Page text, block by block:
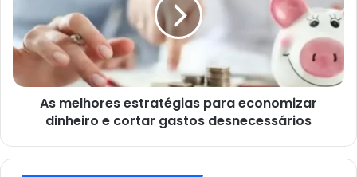
economizar
dinheiro
e
gastos
desnecessários
As melhores estratégias para economizar
dinheiro e cortar gastos desnecessários